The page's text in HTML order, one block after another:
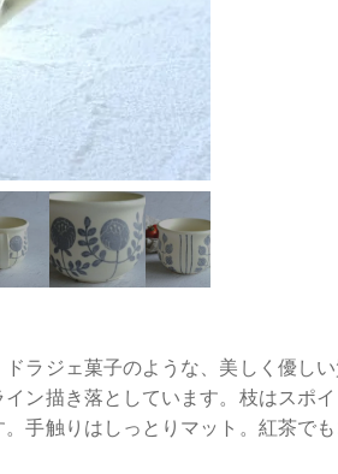
ラジェ菓子のような、美しく優し
ン描き落としています。枝はスポ
。手触りはしっとりマット。紅茶で